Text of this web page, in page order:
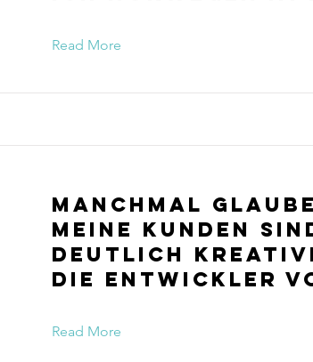
Read More
Manchmal
meine Kunden
deutlich
die Entwickler
Read More